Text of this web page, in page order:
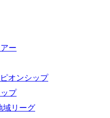
ー
オンシップ
プ
域リーグ